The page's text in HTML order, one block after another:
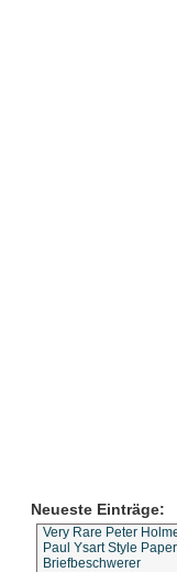
Neueste Einträge:
Very Rare Peter
Paul Ysart Style
Briefbeschwerer